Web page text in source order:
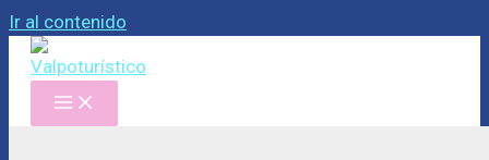
Ir al contenido